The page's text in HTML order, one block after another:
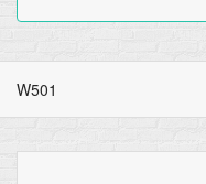
W501